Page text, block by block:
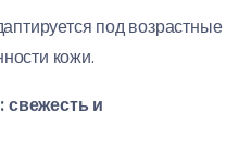
под возрастные
кожи.
и